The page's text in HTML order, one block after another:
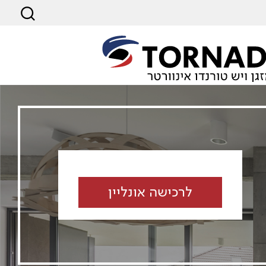
לרכישה אונליין